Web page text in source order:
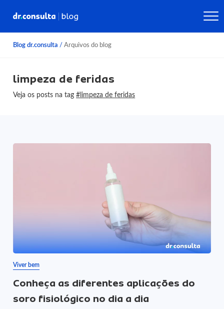
Blog dr.consulta / Arquivos do blog
limpeza de feridas
Veja os posts na tag#limpeza de feridas
Viver bem
Conheça as diferentes aplicações do
soro fisiológico no dia a dia